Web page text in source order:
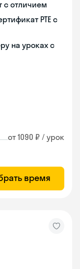
с отличием
PTE с
на уроках с
от 1090 ₽ / урок
время